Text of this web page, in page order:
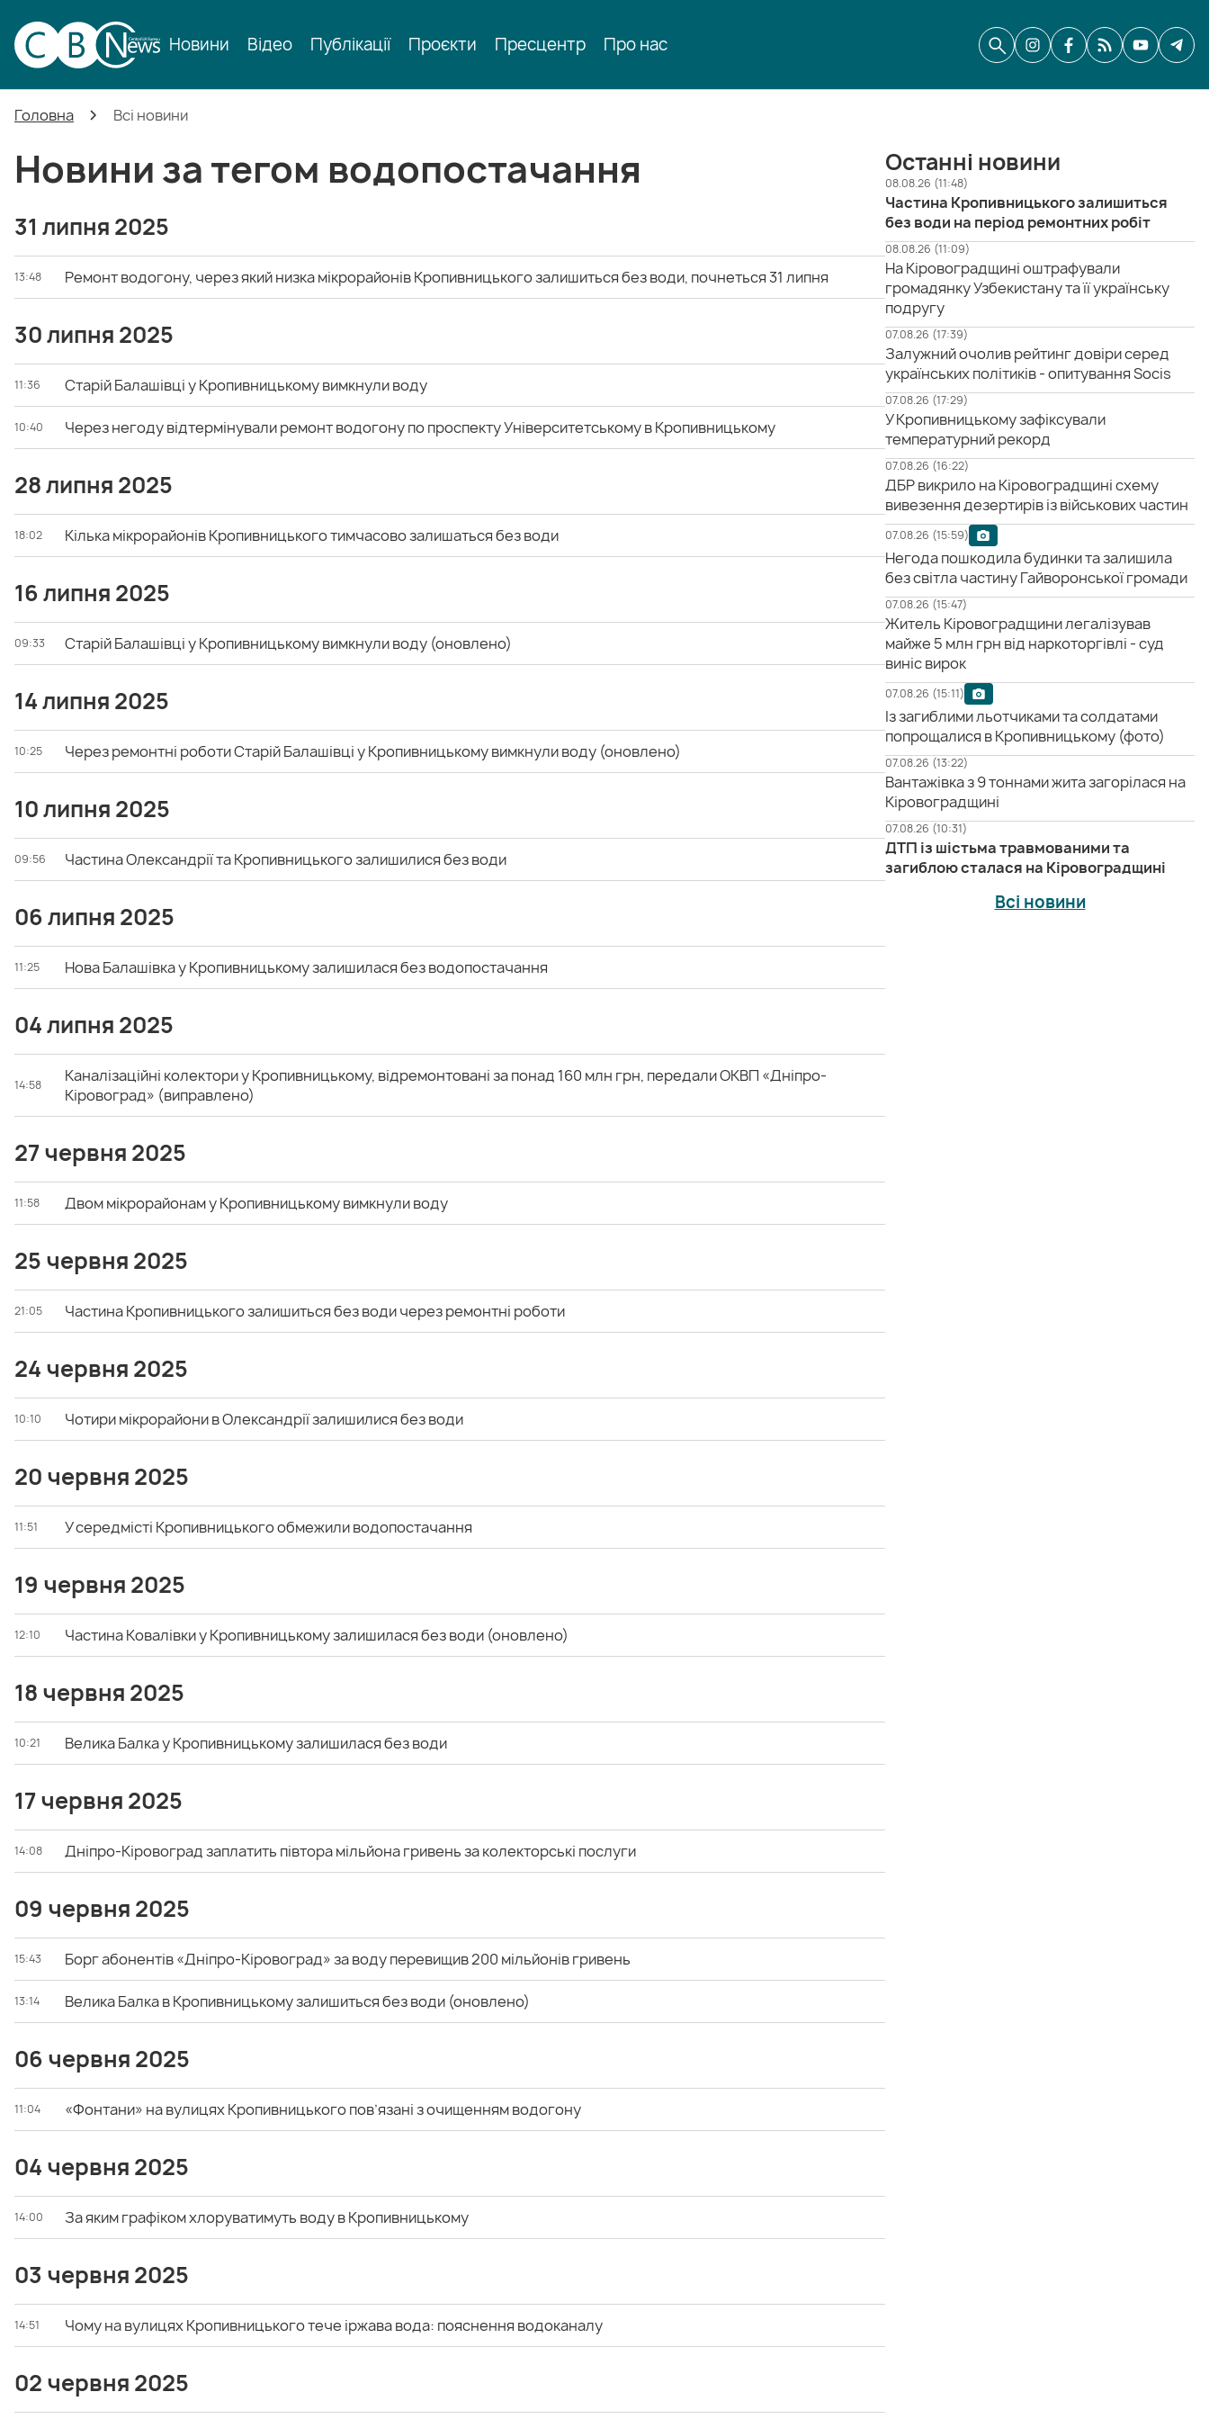
Новини Відео Публікації Проєкти Пресцентр Про нас
Головна Всі новини
Новини за тегом водопостачання
31 липня 2025
13:48 Ремонт водогону, через який низка мікрорайонів Кропивницького залишиться без води, почнеться 31 липня
30 липня 2025
11:36 Старій Балашівці у Кропивницькому вимкнули воду
10:40 Через негоду відтермінували ремонт водогону по проспекту Університетському в Кропивницькому
28 липня 2025
18:02 Кілька мікрорайонів Кропивницького тимчасово залишаться без води
16 липня 2025
09:33 Старій Балашівці у Кропивницькому вимкнули воду (оновлено)
14 липня 2025
10:25 Через ремонтні роботи Старій Балашівці у Кропивницькому вимкнули воду (оновлено)
10 липня 2025
09:56 Частина Олександрії та Кропивницького залишилися без води
06 липня 2025
11:25 Нова Балашівка у Кропивницькому залишилася без водопостачання
04 липня 2025
14:58
Каналізаційні колектори у Кропивницькому, відремонтовані за понад 160 млн грн, передали ОКВП «Дніпро-
Кіровоград» (виправлено)
27 червня 2025
11:58 Двом мікрорайонам у Кропивницькому вимкнули воду
25 червня 2025
21:05 Частина Кропивницького залишиться без води через ремонтні роботи
24 червня 2025
10:10 Чотири мікрорайони в Олександрії залишилися без води
20 червня 2025
11:51 У середмісті Кропивницького обмежили водопостачання
19 червня 2025
12:10 Частина Ковалівки у Кропивницькому залишилася без води (оновлено)
18 червня 2025
10:21 Велика Балка у Кропивницькому залишилася без води
17 червня 2025
14:08 Дніпро-Кіровоград заплатить півтора мільйона гривень за колекторські послуги
09 червня 2025
15:43 Борг абонентів «Дніпро-Кіровоград» за воду перевищив 200 мільйонів гривень
13:14 Велика Балка в Кропивницькому залишиться без води (оновлено)
06 червня 2025
11:04 «Фонтани» на вулицях Кропивницького пов’язані з очищенням водогону
04 червня 2025
14:00 За яким графіком хлоруватимуть воду в Кропивницькому
03 червня 2025
14:51 Чому на вулицях Кропивницького тече іржава вода: пояснення водоканалу
02 червня 2025
Останні новини
08.08.26 (11:48)
Частина Кропивницького залишиться
без води на період ремонтних робіт
08.08.26 (11:09)
На Кіровоградщині оштрафували
громадянку Узбекистану та її українську
подругу
07.08.26 (17:39)
Залужний очолив рейтинг довіри серед
українських політиків - опитування Socis
07.08.26 (17:29)
У Кропивницькому зафіксували
температурний рекорд
07.08.26 (16:22)
ДБР викрило на Кіровоградщині схему
вивезення дезертирів із військових частин
07.08.26 (15:59)
Негода пошкодила будинки та залишила
без світла частину Гайворонської громади
07.08.26 (15:47)
Житель Кіровоградщини легалізував
майже 5 млн грн від наркоторгівлі - суд
виніс вирок
07.08.26 (15:11)
Із загиблими льотчиками та солдатами
попрощалися в Кропивницькому (фото)
07.08.26 (13:22)
Вантажівка з 9 тоннами жита загорілася на
Кіровоградщині
07.08.26 (10:31)
ДТП із шістьма травмованими та
загиблою сталася на Кіровоградщині
Всі новини